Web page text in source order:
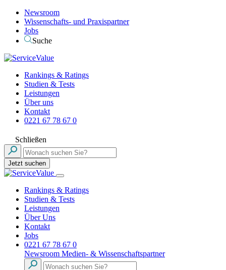
Newsroom
Wissenschafts- und Praxispartner
Jobs
Suche
Rankings & Ratings
Studien & Tests
Leistungen
Über uns
Kontakt
0221 67 78 67 0
Schließen
Jetzt suchen
Rankings & Ratings
Studien & Tests
Leistungen
Über Uns
Kontakt
Jobs
0221 67 78 67 0
Newsroom Medien- & Wissenschaftspartner